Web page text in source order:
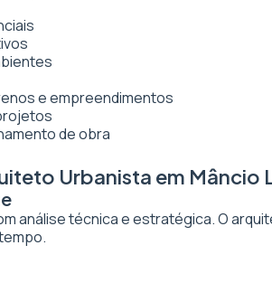
e empreendimentos
de obra
Urbanista em Mâncio
análise técnica e estratégica. O